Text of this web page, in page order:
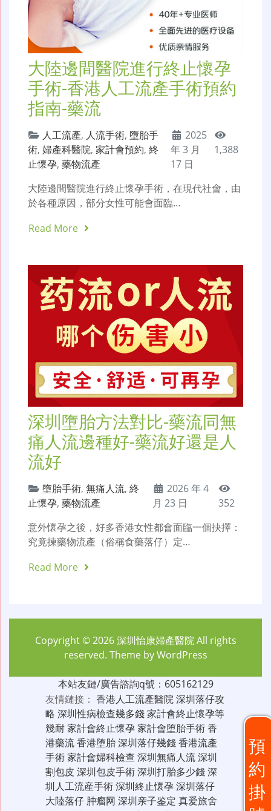
大陸邊間醫院進行終止懷孕
手術-香港人工流產手術預約
指南-藥流
人工流產, 人流手術, 墮胎手
術, 婦產科醫院, 家計會預約, 終
止懷孕, 藥物流產
2025
年 3 月
17 日
1,388
大陸邊間醫院進行終止懷孕手術，在現代社會，由
於各種原因，部分女性可能會面臨…
Read More
深圳墮胎方法對比-藥流同無
痛人流邊種好-藥流好還是人
流好
墮胎手術, 無痛人流, 終
止懷孕, 藥物流產
2026 年 4
月 23 日
352
意外懷孕之後，好多香港女性都會面臨一個抉擇：
究竟揀藥物流產（俗稱食藥落仔）定…
Read More
預
約
掛
Copyright © 2026深圳怡康婦產醫院All rights
reserved. Theme byWordPress
本站友鏈/廣告諮詢q號：605162129
友情鏈接： 香港人工流產醫院深圳落仔攻
略 深圳性病檢查幾多錢家計會終止懷孕等
幾耐家計會終止懷孕家計會堕胎手術香
港藥流香港堕胎深圳落仔幾錢香港流產
手術家計會婦科檢查 深圳無痛人流深圳
割包皮 深圳包皮手術深圳打胎多少錢深
圳人工流産手術深圳終止懷孕深圳落仔
大陸落仔 肿瘤网 深圳亲子鉴定 真爱旅舍